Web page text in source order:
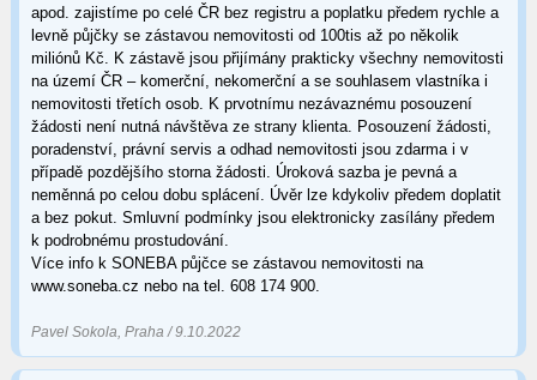
apod. zajistíme po celé ČR bez registru a poplatku předem rychle a
levně půjčky se zástavou nemovitosti od 100tis až po několik
miliónů Kč. K zástavě jsou přijímány prakticky všechny nemovitosti
na území ČR – komerční, nekomerční a se souhlasem vlastníka i
nemovitosti třetích osob. K prvotnímu nezávaznému posouzení
žádosti není nutná návštěva ze strany klienta. Posouzení žádosti,
poradenství, právní servis a odhad nemovitosti jsou zdarma i v
případě pozdějšího storna žádosti. Úroková sazba je pevná a
neměnná po celou dobu splácení. Úvěr lze kdykoliv předem doplatit
a bez pokut. Smluvní podmínky jsou elektronicky zasílány předem
k podrobnému prostudování.
Více info k SONEBA půjčce se zástavou nemovitosti na
www.soneba.cz nebo na tel. 608 174 900.
Pavel Sokola, Praha / 9.10.2022